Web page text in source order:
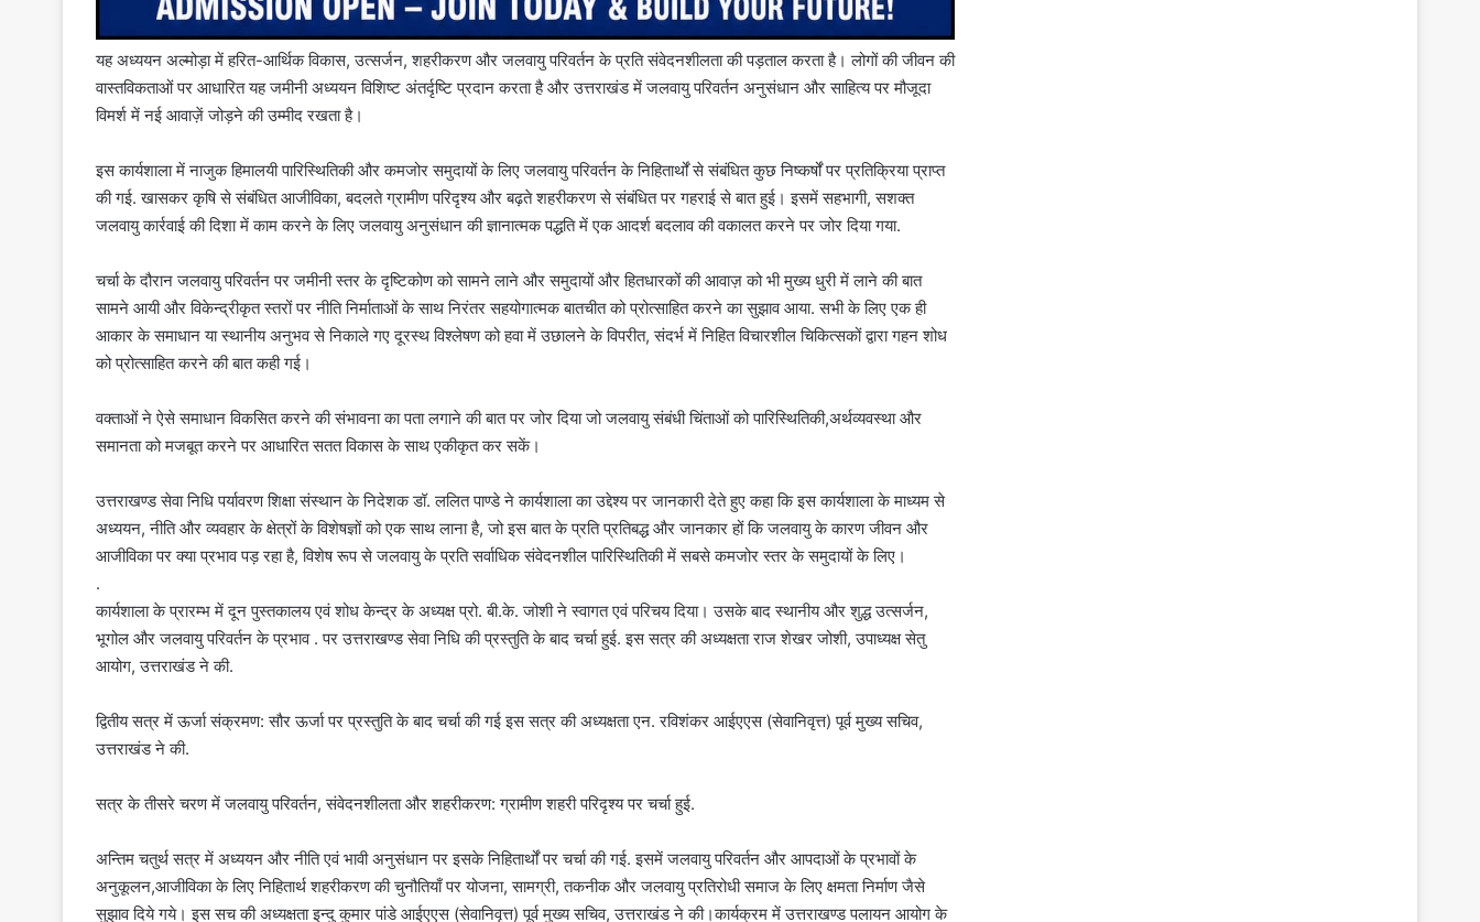
यह अध्ययन अल्मोड़ा में हरित-आर्थिक विकास, उत्सर्जन, शहरीकरण और जलवायु परिवर्तन के प्रति संवेदनशीलता की पड़ताल करता है। लोगों की जीवन की
वास्तविकताओं पर आधारित यह जमीनी अध्ययन विशिष्ट अंतर्दृष्टि प्रदान करता है और उत्तराखंड में जलवायु परिवर्तन अनुसंधान और साहित्य पर मौजूदा
विमर्श में नई आवाज़ें जोड़ने की उम्मीद रखता है।
इस कार्यशाला में नाजुक हिमालयी पारिस्थितिकी और कमजोर समुदायों के लिए जलवायु परिवर्तन के निहितार्थों से संबंधित कुछ निष्कर्षों पर प्रतिक्रिया प्राप्त
की गई. खासकर कृषि से संबंधित आजीविका, बदलते ग्रामीण परिदृश्य और बढ़ते शहरीकरण से संबंधित पर गहराई से बात हुई। इसमें सहभागी, सशक्त
जलवायु कार्रवाई की दिशा में काम करने के लिए जलवायु अनुसंधान की ज्ञानात्मक पद्धति में एक आदर्श बदलाव की वकालत करने पर जोर दिया गया.
चर्चा के दौरान जलवायु परिवर्तन पर जमीनी स्तर के दृष्टिकोण को सामने लाने और समुदायों और हितधारकों की आवाज़ को भी मुख्य धुरी में लाने की बात
सामने आयी और विकेन्द्रीकृत स्तरों पर नीति निर्माताओं के साथ निरंतर सहयोगात्मक बातचीत को प्रोत्साहित करने का सुझाव आया. सभी के लिए एक ही
आकार के समाधान या स्थानीय अनुभव से निकाले गए दूरस्थ विश्लेषण को हवा में उछालने के विपरीत, संदर्भ में निहित विचारशील चिकित्सकों द्वारा गहन शोध
को प्रोत्साहित करने की बात कही गई।
वक्ताओं ने ऐसे समाधान विकसित करने की संभावना का पता लगाने की बात पर जोर दिया जो जलवायु संबंधी चिंताओं को पारिस्थितिकी,अर्थव्यवस्था और
समानता को मजबूत करने पर आधारित सतत विकास के साथ एकीकृत कर सकें।
उत्तराखण्ड सेवा निधि पर्यावरण शिक्षा संस्थान के निदेशक डॉ. ललित पाण्डे ने कार्यशाला का उद्देश्य पर जानकारी देते हुए कहा कि इस कार्यशाला के माध्यम से
अध्ययन, नीति और व्यवहार के क्षेत्रों के विशेषज्ञों को एक साथ लाना है, जो इस बात के प्रति प्रतिबद्ध और जानकार हों कि जलवायु के कारण जीवन और
आजीविका पर क्या प्रभाव पड़ रहा है, विशेष रूप से जलवायु के प्रति सर्वाधिक संवेदनशील पारिस्थितिकी में सबसे कमजोर स्तर के समुदायों के लिए।
.
कार्यशाला के प्रारम्भ में दून पुस्तकालय एवं शोध केन्द्र के अध्यक्ष प्रो. बी.के. जोशी ने स्वागत एवं परिचय दिया। उसके बाद स्थानीय और शुद्ध उत्सर्जन,
भूगोल और जलवायु परिवर्तन के प्रभाव . पर उत्तराखण्ड सेवा निधि की प्रस्तुति के बाद चर्चा हुई. इस सत्र की अध्यक्षता राज शेखर जोशी, उपाध्यक्ष सेतु
आयोग, उत्तराखंड ने की.
द्वितीय सत्र में ऊर्जा संक्रमण: सौर ऊर्जा पर प्रस्तुति के बाद चर्चा की गई इस सत्र की अध्यक्षता एन. रविशंकर आईएएस (सेवानिवृत्त) पूर्व मुख्य सचिव,
उत्तराखंड ने की.
सत्र के तीसरे चरण में जलवायु परिवर्तन, संवेदनशीलता और शहरीकरण: ग्रामीण शहरी परिदृश्य पर चर्चा हुई.
अन्तिम चतुर्थ सत्र में अध्ययन और नीति एवं भावी अनुसंधान पर इसके निहितार्थों पर चर्चा की गई. इसमें जलवायु परिवर्तन और आपदाओं के प्रभावों के
अनुकूलन,आजीविका के लिए निहितार्थ शहरीकरण की चुनौतियाँ पर योजना, सामग्री, तकनीक और जलवायु प्रतिरोधी समाज के लिए क्षमता निर्माण जैसे
सुझाव दिये गये। इस सच की अध्यक्षता इन्दु कुमार पांडे आईएएस (सेवानिवृत्त) पूर्व मुख्य सचिव, उत्तराखंड ने की।कार्यक्रम में उत्तराखण्ड पलायन आयोग के